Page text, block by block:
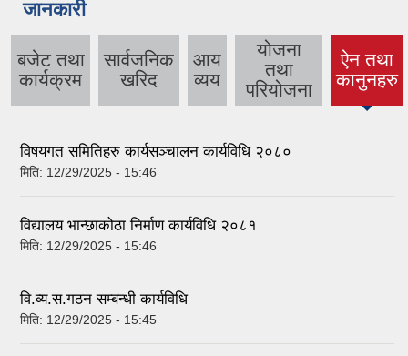
जानकारी
बजेट तथा
कार्यक्रम
सार्वजनिक
खरिद
आय
व्यय
योजना
तथा
परियोजना
ऐन तथा
कानुनहरु
(active
विषयगत समितिहरु कार्यसञ्चालन कार्यविधि २०८०
मिति: 12/29/2025 - 15:46
विद्यालय भान्छाकोठा निर्माण कार्यविधि २०८१
मिति: 12/29/2025 - 15:46
वि.व्य.स.गठन सम्बन्धी कार्यविधि
मिति: 12/29/2025 - 15:45